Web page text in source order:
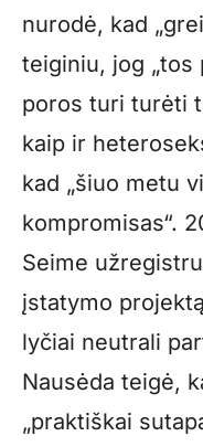
nurodė, kad
teiginiu, jog „tos
poros turi turėti
kaip ir
kad „šiuo metu
kompromisas“.
Seime
įstatymo
lyčiai neutrali
Nausėda teigė,
„praktiškai